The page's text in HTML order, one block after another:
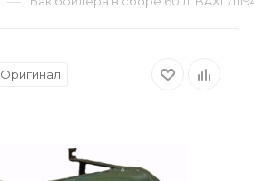
Оригинал